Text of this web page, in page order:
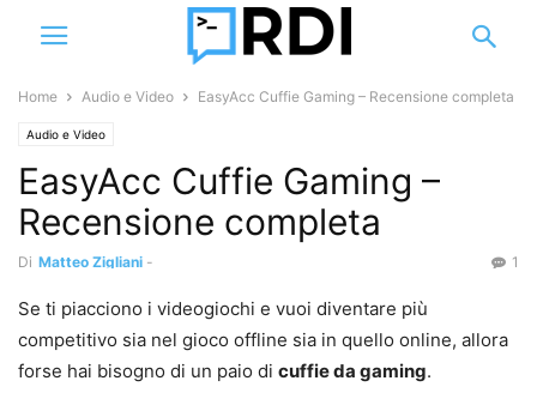
Home Audio e Video EasyAcc Cuffie Gaming – Recensione completa
Audio e Video
EasyAcc Cuffie Gaming –
Recensione completa
Di Matteo Zigliani - 1
Se ti piacciono i videogiochi e vuoi diventare più
competitivo sia nel gioco offline sia in quello online, allora
forse hai bisogno di un paio di cuffie da gaming.